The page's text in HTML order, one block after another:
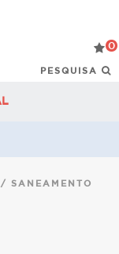
0
SANEAMENTO